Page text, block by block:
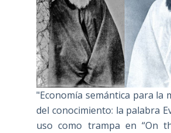
"Economía semántica para la
del conocimiento: la palabra
uso como trampa en “On